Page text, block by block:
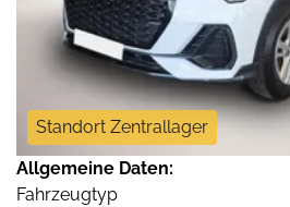
Standort Zentrallager
Allgemeine Daten:
Fahrzeugtyp